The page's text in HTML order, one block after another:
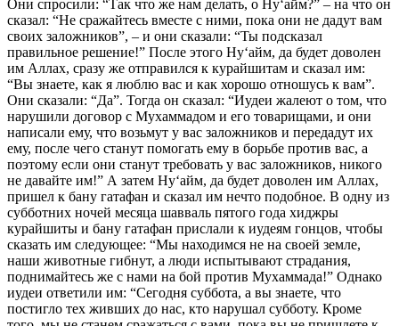
Они спросили: “Так что же нам делать, о Ну‘айм?” – на что он
сказал: “Не сражайтесь вместе с ними, пока они не дадут вам
своих заложников”, – и они сказали: “Ты подсказал
правильное решение!” После этого Ну‘айм, да будет доволен
им Аллах, сразу же отправился к курайшитам и сказал им:
“Вы знаете, как я люблю вас и как хорошо отношусь к вам”.
Они сказали: “Да”. Тогда он сказал: “Иудеи жалеют о том, что
нарушили договор с Мухаммадом и его товарищами, и они
написали ему, что возьмут у вас заложников и передадут их
ему, после чего станут помогать ему в борьбе против вас, а
поэтому если они станут требовать у вас заложников, никого
не давайте им!” А затем Ну‘айм, да будет доволен им Аллах,
пришел к бану гатафан и сказал им нечто подобное. В одну из
субботних ночей месяца шавваль пятого года хиджры
курайшиты и бану гатафан прислали к иудеям гонцов, чтобы
сказать им следующее: “Мы находимся не на своей земле,
наши животные гибнут, а люди испытывают страдания,
поднимайтесь же с нами на бой против Мухаммада!” Однако
иудеи ответили им: “Сегодня суббота, а вы знаете, что
постигло тех живших до нас, кто нарушал субботу. Кроме